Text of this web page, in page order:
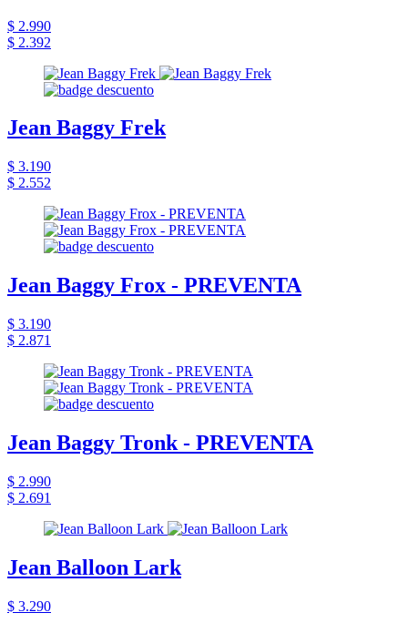
$ 2.990
$ 2.392
Jean Baggy Frek
$ 3.190
$ 2.552
Jean Baggy Frox - PREVENTA
$ 3.190
$ 2.871
Jean Baggy Tronk - PREVENTA
$ 2.990
$ 2.691
Jean Balloon Lark
$ 3.290